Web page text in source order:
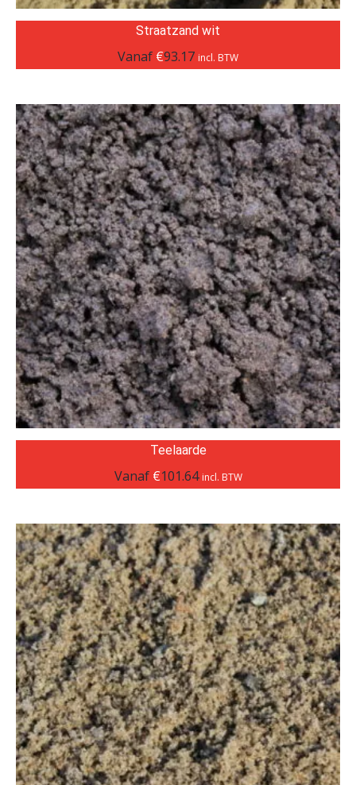
Straatzand wit
Vanaf €93.17 incl. BTW
Teelaarde
Vanaf €101.64 incl. BTW